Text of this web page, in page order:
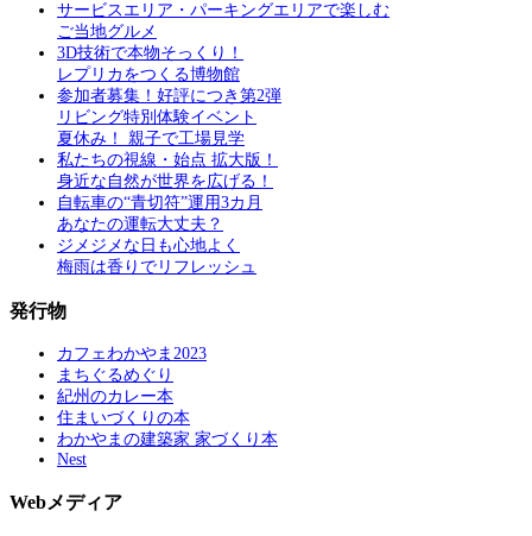
サービスエリア・パーキングエリアで楽しむ
ご当地グルメ
3D技術で本物そっくり！
レプリカをつくる博物館
参加者募集！好評につき第2弾
リビング特別体験イベント
夏休み！ 親子で工場見学
私たちの視線・始点 拡大版！
身近な自然が世界を広げる！
自転車の“青切符”運用3カ月
あなたの運転大丈夫？
ジメジメな日も心地よく
梅雨は香りでリフレッシュ
発行物
カフェわかやま2023
まちぐるめぐり
紀州のカレー本
住まいづくりの本
わかやまの建築家 家づくり本
Nest
Webメディア